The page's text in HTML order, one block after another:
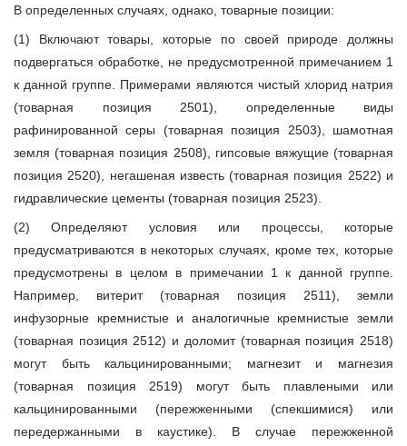
В определенных случаях, однако, товарные позиции:
(1) Включают товары, которые по своей природе должны
подвергаться обработке, не предусмотренной примечанием 1
к данной группе. Примерами являются чистый хлорид натрия
(товарная позиция 2501), определенные виды
рафинированной серы (товарная позиция 2503), шамотная
земля (товарная позиция 2508), гипсовые вяжущие (товарная
позиция 2520), негашеная известь (товарная позиция 2522) и
гидравлические цементы (товарная позиция 2523).
(2) Определяют условия или процессы, которые
предусматриваются в некоторых случаях, кроме тех, которые
предусмотрены в целом в примечании 1 к данной группе.
Например, витерит (товарная позиция 2511), земли
инфузорные кремнистые и аналогичные кремнистые земли
(товарная позиция 2512) и доломит (товарная позиция 2518)
могут быть кальцинированными; магнезит и магнезия
(товарная позиция 2519) могут быть плавлеными или
кальцинированными (пережженными (спекшимися) или
передержанными в каустике). В случае пережженной